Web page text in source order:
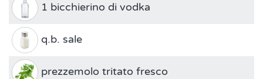
1 bicchierino di vodka
q.b. sale
prezzemolo tritato fresco